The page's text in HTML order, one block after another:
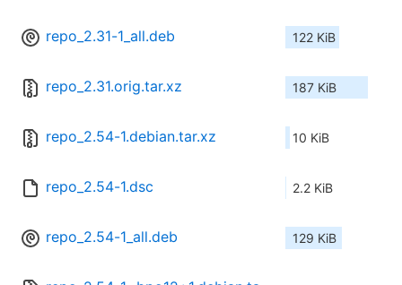
repo_2.31-1_all.deb 122 KiB
repo_2.31.orig.tar.xz 187 KiB
repo_2.54-1.debian.tar.xz 10 KiB
repo_2.54-1.dsc 2.2 KiB
repo_2.54-1_all.deb 129 KiB